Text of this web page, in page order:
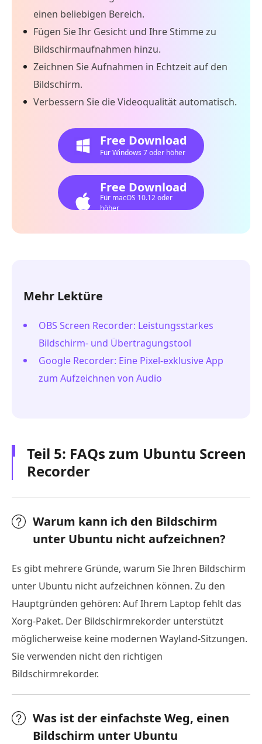
einen beliebigen Bereich.
Fügen Sie Ihr Gesicht und Ihre Stimme zu
Bildschirmaufnahmen hinzu.
Zeichnen Sie Aufnahmen in Echtzeit auf den
Bildschirm.
Verbessern Sie die Videoqualität automatisch.
Free Download
Für Windows 7 oder höher
Free Download
Für macOS 10.12 oder
höher
Mehr Lektüre
OBS Screen Recorder: Leistungsstarkes
Bildschirm- und Übertragungstool
Google Recorder: Eine Pixel-exklusive App
zum Aufzeichnen von Audio
Teil 5: FAQs zum Ubuntu Screen
Recorder
Warum kann ich den Bildschirm
unter Ubuntu nicht aufzeichnen?
Es gibt mehrere Gründe, warum Sie Ihren Bildschirm
unter Ubuntu nicht aufzeichnen können. Zu den
Hauptgründen gehören: Auf Ihrem Laptop fehlt das
Xorg-Paket. Der Bildschirmrekorder unterstützt
möglicherweise keine modernen Wayland-Sitzungen.
Sie verwenden nicht den richtigen
Bildschirmrekorder.
Was ist der einfachste Weg, einen
Bildschirm unter Ubuntu